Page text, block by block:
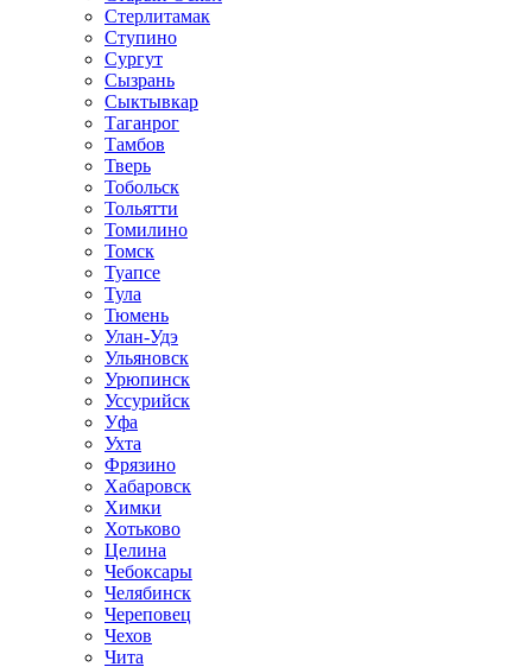
Стерлитамак
Ступино
Сургут
Сызрань
Сыктывкар
Таганрог
Тамбов
Тверь
Тобольск
Тольятти
Томилино
Томск
Туапсе
Тула
Тюмень
Улан-Удэ
Ульяновск
Урюпинск
Уссурийск
Уфа
Ухта
Фрязино
Хабаровск
Химки
Хотьково
Целина
Чебоксары
Челябинск
Череповец
Чехов
Чита